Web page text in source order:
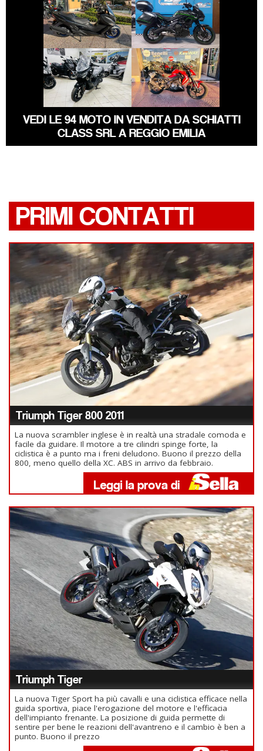
SUZUKI
BURGMAN-400-
650
KAWASAKI
VERSYS
SYM JOYRIDE
€ 4.290 €
KEEWAY RKF
€ 2.800 €
VEDI LE 94 MOTO IN VENDITA DA SCHIATTI
CLASS SRL A REGGIO EMILIA
PRIMI CONTATTI
Triumph Tiger 800 2011
La nuova scrambler inglese è in realtà una stradale comoda e
facile da guidare. Il motore a tre cilindri spinge forte, la
ciclistica è a punto ma i freni deludono. Buono il prezzo della
800, meno quello della XC. ABS in arrivo da febbraio.
Triumph Tiger
La nuova Tiger Sport ha più cavalli e una ciclistica efficace nella
guida sportiva, piace l'erogazione del motore e l'efficacia
dell'impianto frenante. La posizione di guida permette di
sentire per bene le reazioni dell'avantreno e il cambio è ben a
punto. Buono il prezzo